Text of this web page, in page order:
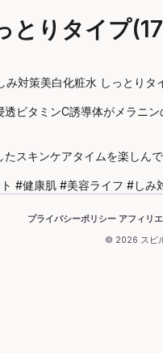
とりタイプ
対策美白化粧水 しっとり
ビタミンC誘導体がメラニ
スキンケアタイムを楽しん
#健康肌 #美容ライフ #しみ
プライバシーポリシー·アフィリ
© 2026 スピ